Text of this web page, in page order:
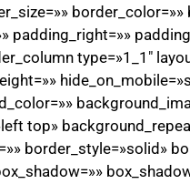
padding_right=»»
type=»1_1″
top»
border_style=»solid»